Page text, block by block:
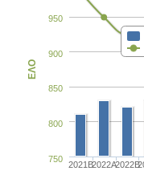
2021B2022A2022B
750
800
850
900
950
ΕΛΟ